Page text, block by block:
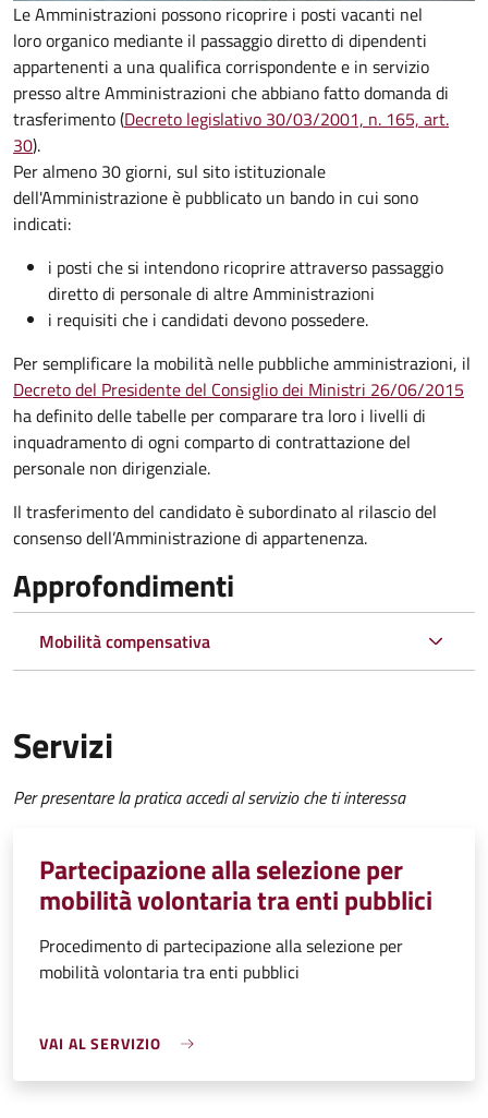
Le Amministrazioni possono ricoprire i posti vacanti nel
loro organico mediante il passaggio diretto di dipendenti
appartenenti a una qualifica corrispondente e in servizio
presso altre Amministrazioni che abbiano fatto domanda di
trasferimento (Decreto legislativo 30/03/2001, n. 165, art.
30).
Per almeno 30 giorni, sul sito istituzionale
dell'Amministrazione è pubblicato un bando in cui sono
indicati:
i posti che si intendono ricoprire attraverso passaggio
diretto di personale di altre Amministrazioni
i requisiti che i candidati devono possedere.
Per semplificare la mobilità nelle pubbliche amministrazioni, il
Decreto del Presidente del Consiglio dei Ministri 26/06/2015
ha definito delle tabelle per comparare tra loro i livelli di
inquadramento di ogni comparto di contrattazione del
personale non dirigenziale.
Il trasferimento del candidato è subordinato al rilascio del
consenso dell’Amministrazione di appartenenza.
Approfondimenti
Mobilità compensativa
Servizi
Per presentare la pratica accedi al servizio che ti interessa
Partecipazione alla selezione per
mobilità volontaria tra enti pubblici
Procedimento di partecipazione alla selezione per
mobilità volontaria tra enti pubblici
VAI AL SERVIZIO